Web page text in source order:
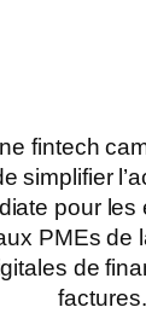
fintech
simplifier
pour les
PMEs de
de
factures.